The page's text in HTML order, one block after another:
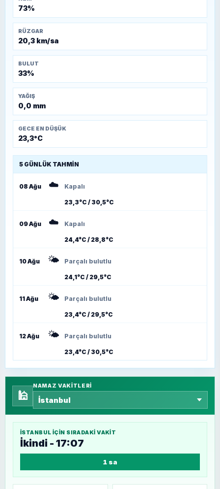
73%
RÜZGAR
20,3 km/sa
BULUT
33%
YAĞIŞ
0,0 mm
GECE EN DÜŞÜK
23,3°C
5 GÜNLÜK TAHMIN
08 Ağu ☁️ Kapalı
23,3°C / 30,5°C
09 Ağu ☁️ Kapalı
24,4°C / 28,8°C
10 Ağu 🌤️ Parçalı bulutlu
24,1°C / 29,5°C
11 Ağu 🌤️ Parçalı bulutlu
23,4°C / 29,5°C
12 Ağu 🌤️ Parçalı bulutlu
23,4°C / 30,5°C
🕌
NAMAZ VAKITLERI
İSTANBUL IÇIN SIRADAKI VAKIT
İkindi - 17:07
1 sa